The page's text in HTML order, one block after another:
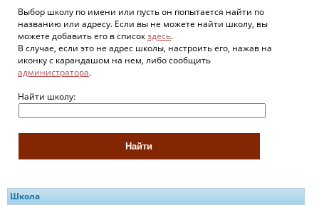
Выбор школу по имени или пусть он попытается найти по
названию или адресу. Если вы не можете найти школу, вы
можете добавить его в списокздесь.
В случае, если это не адрес школы, настроить его, нажав на
иконку с карандашом на нем, либо сообщить
администратора.
Найти школу:
Школа